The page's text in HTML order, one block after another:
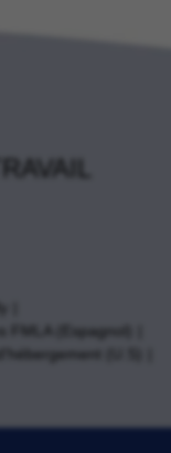
FMLA (Espagnol)
(U.S)